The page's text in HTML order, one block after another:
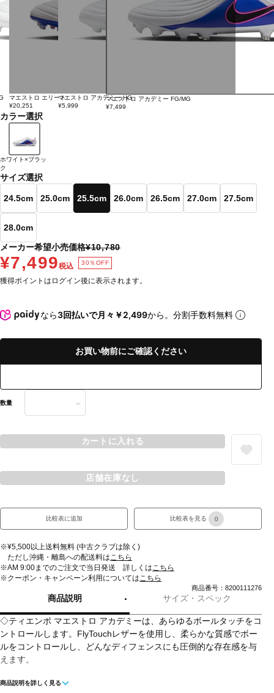
マエストロ エリート
¥20,251
マエストロ アカデミー HG
¥5,999
マエストロ アカデミー FG/MG
¥7,499
カラー選択
ホワイト×ブラッ
ク
サイズ選択
24.5cm 25.0cm 25.5cm 26.0cm 26.5cm 27.0cm 27.5cm
28.0cm
メーカー希望小売価格¥10,780
¥7,499税込 30％OFF
獲得ポイントはログイン後に表示されます。
なら3回払いで月々￥2,499から。分割手数料無料
お買い物前にご確認ください
数量
カートに入れる
店舗在庫なし
比較表に追加 比較表を見る 0
※¥5,500以上送料無料 (中古クラブは除く)
ただし沖縄・離島への配送料はこちら
※AM 9:00までのご注文で当日発送 詳しくはこちら
※クーポン・キャンペーン利用についてはこちら
商品番号：8200111276
商品説明 サイズ・スペック
◇ティエンポ マエストロ アカデミーは、あらゆるボールタッチをコ
ントロールします。FlyTouchレザーを使用し、柔らかな質感でボー
ルをコントロールし、どんなディフェンスにも圧倒的な存在感を与
えます。
◇ソフトタッチ
商品説明を詳しく見る